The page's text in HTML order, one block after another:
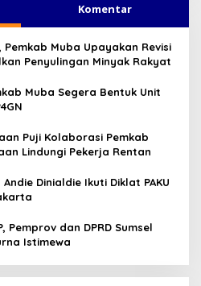
Komentar
Pemkab Muba Upayakan Revisi
Penyulingan Minyak Rakyat
Muba Segera Bentuk Unit
Puji Kolaborasi Pemkab
Lindungi Pekerja Rentan
Andie Dinialdie Ikuti Diklat PAKU
Pemprov dan DPRD Sumsel
Istimewa